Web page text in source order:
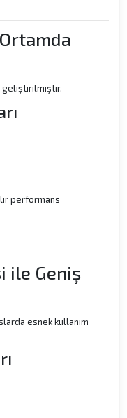
geliştirilmiştir.
performans
ile Geniş
esnek kullanım